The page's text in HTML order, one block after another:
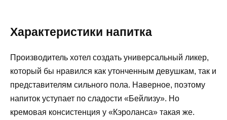
Характеристики напитка
Производитель хотел создать универсальный ликер,
который бы нравился как утонченным девушкам, так и
представителям сильного пола. Наверное, поэтому
напиток уступает по сладости «Бейлизу». Но
кремовая консистенция у «Кэроланса» такая же.